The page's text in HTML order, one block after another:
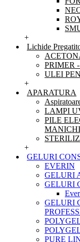
+
Lichide
PRIMER
ULEI
+
APARATURA
LAMPI
PILE
+
GELURI
EVERIN
GELURI
GELURI
GELURI
PURE